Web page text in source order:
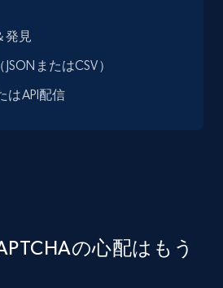
information - Discover
ID
発見
またはCSV）
はAPI配信
の心配はもう